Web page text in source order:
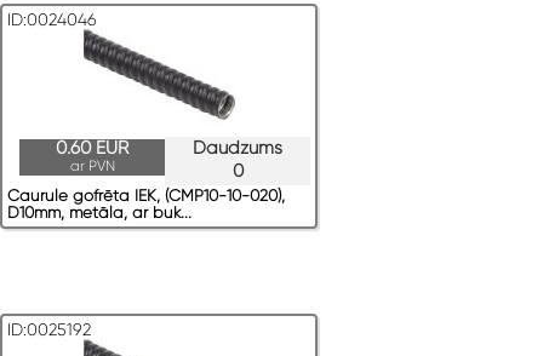
ID:0024046
Daudzums
0
0.60 EUR
ar PVN
Caurule gofrēta IEK, (CMP10-10-020),
D10mm, metāla, ar buk...
ID:0025192